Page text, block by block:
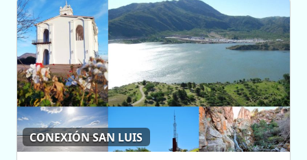
CONEXIÓN SAN LUIS